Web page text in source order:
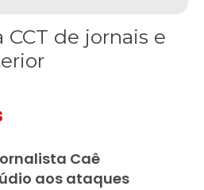
CCT de jornais e
Caê
aos ataques